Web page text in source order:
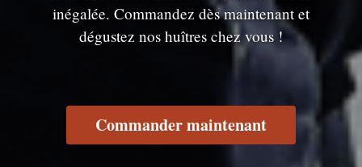
inégalée. Commandez dès maintenant et
dégustez nos huîtres chez vous !
Commander maintenant